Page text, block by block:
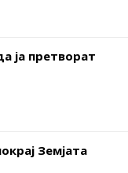
ја претворат
Земјата